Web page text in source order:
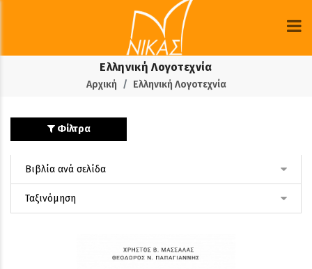
Ελληνική Λογοτεχνία
Αρχική Ελληνική Λογοτεχνία
Φίλτρα